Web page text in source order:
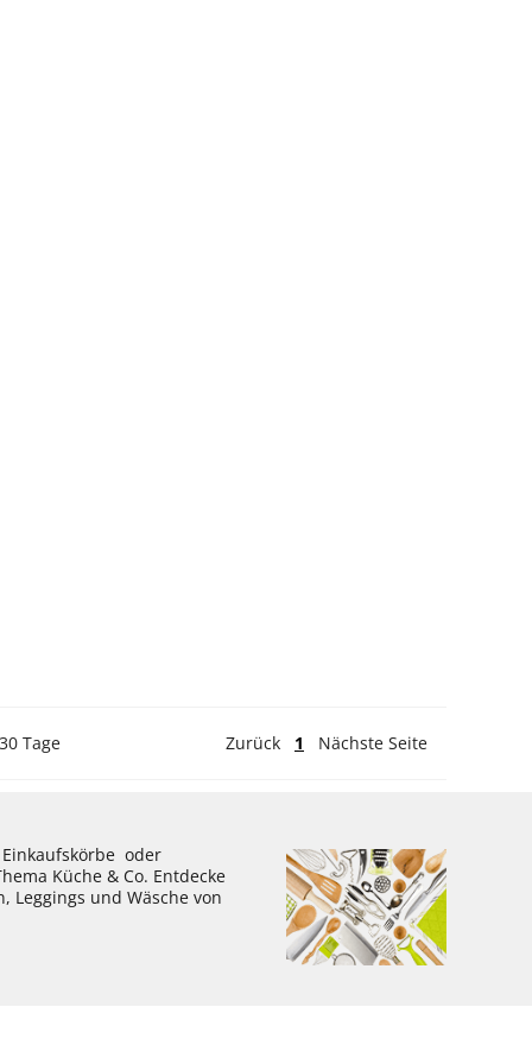
Tage Zurück 1 Nächste Seite
oder
Küche & Co. Entdecke
Leggings und Wäsche von